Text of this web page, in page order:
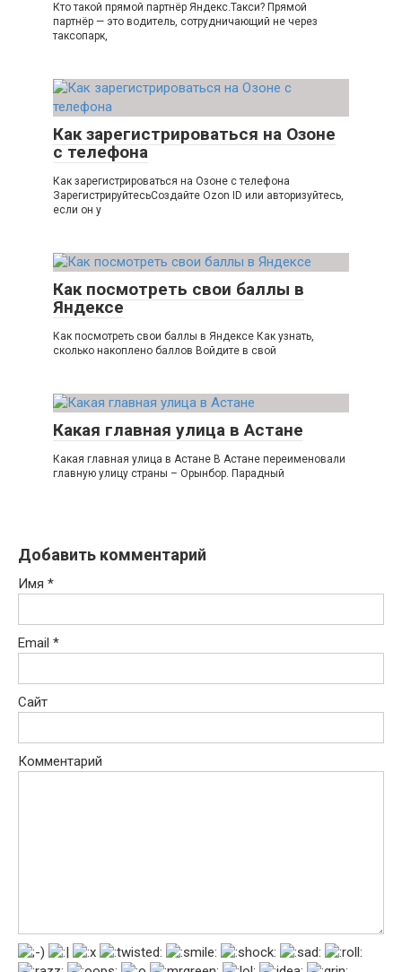
Кто такой прямой партнёр Яндекс.Такси? Прямой
партнёр — это водитель, сотрудничающий не через
таксопарк,
Как зарегистрироваться на Озоне
с телефона
Как зарегистрироваться на Озоне с телефона
ЗарегистрируйтесьСоздайте Ozon ID или авторизуйтесь,
если он у
Как посмотреть свои баллы в
Яндексе
Как посмотреть свои баллы в Яндексе Как узнать,
сколько накоплено баллов Войдите в свой
Какая главная улица в Астане
Какая главная улица в Астане В Астане переименовали
главную улицу страны – Орынбор. Парадный
Добавить комментарий
Имя *
Email *
Сайт
Комментарий